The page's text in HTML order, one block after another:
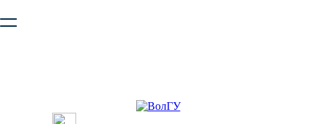
безопасную работу с сайтом. Пожалуйста